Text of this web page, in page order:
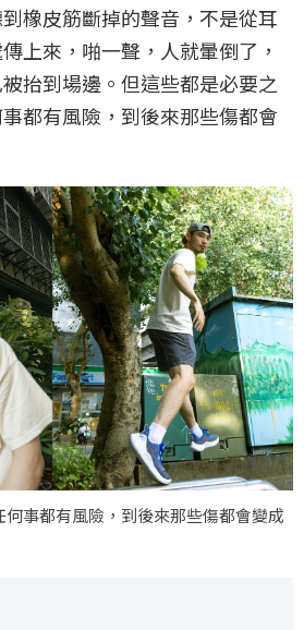
橡皮筋斷掉的聲音，不是從耳
上來，啪一聲，人就暈倒了，
抬到場邊。但這些都是必要之
都有風險，到後來那些傷都會
事都有風險，到後來那些傷都會變成